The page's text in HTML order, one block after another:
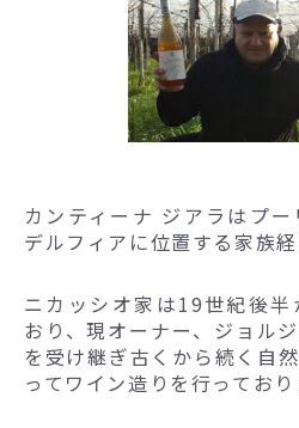
カンティーナ ジアラはプ
デルフィアに位置する家族経
ニカッシオ家は19世紀後
おり、現オーナー、ジョル
を受け継ぎ古くから続く自
ってワイン造りを行っており